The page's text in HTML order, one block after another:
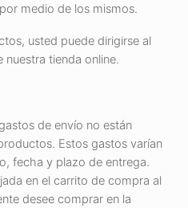
medio de los mismos.
usted puede dirigirse al
tienda online.
de envío no están
Estos gastos varían
fecha y plazo de entrega.
en el carrito de compra al
desee comprar en la